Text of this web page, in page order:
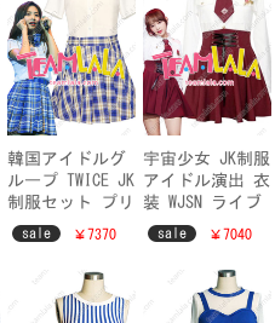
韓国アイドルグ
ループ TWICE JK
制服セット プリ
ーツスカート 格
子 トゥワイス
sale ￥7370
宇宙少女 JK制服
アイドル演出 衣
装 WJSN ライブ
衣装 ダンス服
清楚可愛い 韓国
sale ￥7040